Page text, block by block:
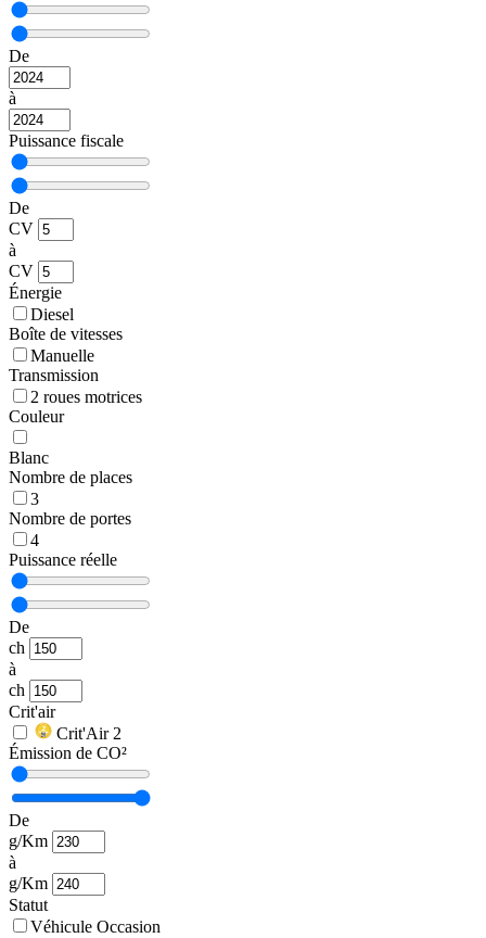
De
à
Puissance fiscale
De
CV
à
CV
Énergie
Diesel
Boîte de vitesses
Manuelle
Transmission
2 roues motrices
Couleur
Blanc
Nombre de places
3
Nombre de portes
4
Puissance réelle
De
ch
à
ch
Crit'air
Crit'Air 2
Émission de CO²
De
g/Km
à
g/Km
Statut
Véhicule Occasion